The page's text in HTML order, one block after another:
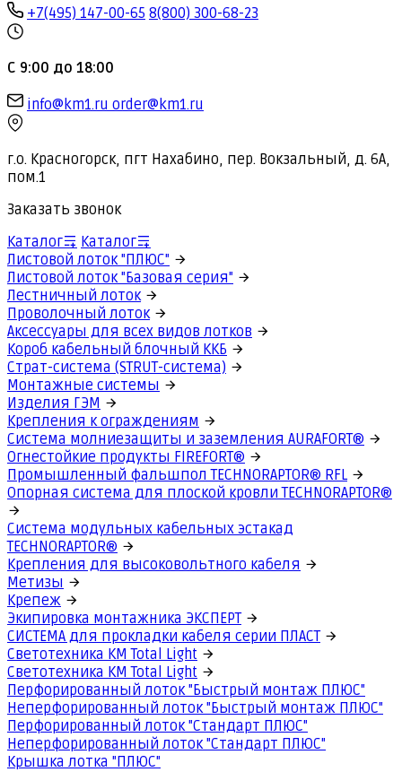
+7(495) 147-00-65 8(800) 300-68-23
С 9:00 до 18:00
info@km1.ru order@km1.ru
г.о. Красногорск, пгт Нахабино, пер. Вокзальный, д. 6А,
пом.1
Заказать звонок
Каталог
Каталог
Листовой лоток "ПЛЮС"
Листовой лоток "Базовая серия"
Лестничный лоток
Проволочный лоток
Аксессуары для всех видов лотков
Короб кабельный блочный ККБ
Страт-система (STRUT-система)
Монтажные системы
Изделия ГЭМ
Крепления к ограждениям
Система молниезащиты и заземления AURAFORT®
Огнестойкие продукты FIREFORT®
Промышленный фальшпол TECHNORAPTOR® RFL
Опорная система для плоской кровли TECHNORAPTOR®
Система модульных кабельных эстакад
TECHNORAPTOR®
Крепления для высоковольтного кабеля
Метизы
Крепеж
Экипировка монтажника ЭКСПЕРТ
СИСТЕМА для прокладки кабеля серии ПЛАСТ
Светотехника КМ Total Light
Светотехника КМ Total Light
Перфорированный лоток "Быстрый монтаж ПЛЮС"
Неперфорированный лоток "Быстрый монтаж ПЛЮС"
Перфорированный лоток "Стандарт ПЛЮС"
Неперфорированный лоток "Стандарт ПЛЮС"
Крышка лотка "ПЛЮС"